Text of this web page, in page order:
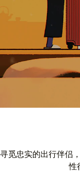
寻觅忠实的出行伴侣
性